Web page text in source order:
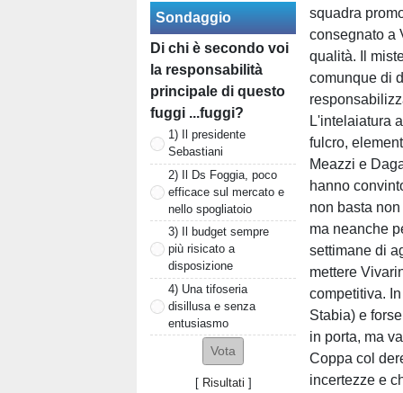
Sondaggio
Di chi è secondo voi
la responsabilità
principale di questo
fuggi ...fuggi?
1) Il presidente
Sebastiani
2) Il Ds Foggia, poco
efficace sul mercato e
nello spogliatoio
3) Il budget sempre
più risicato a
disposizione
4) Una tifoseria
disillusa e senza
entusiasmo
[ Risultati ]
squadra
consegnato a
qualità. Il
comunque di
L'intelaiatura
fulcro,
Meazzi e
hanno
non basta
ma neanche
settimane di
mettere
competitiva.
Stabia) e
in porta, ma
Coppa col
incertezze e